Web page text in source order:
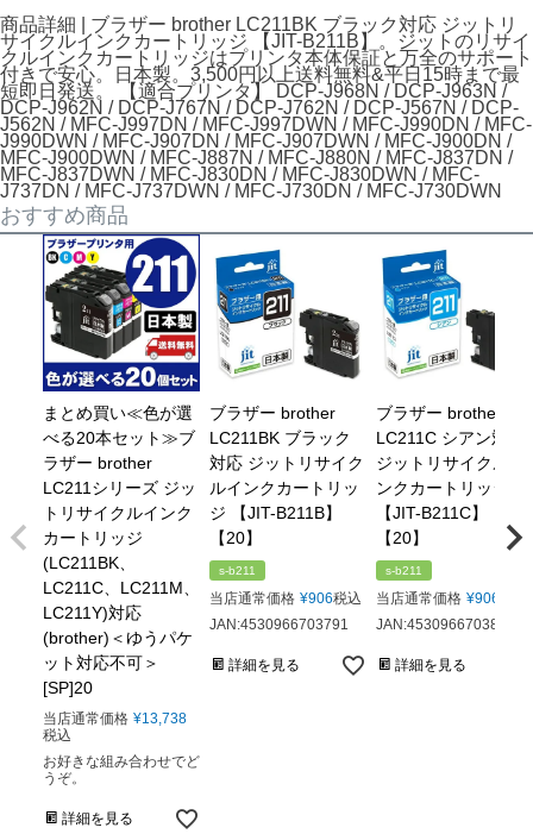
商品詳細 | ブラザー brother LC211BK ブラック対応 ジットリ
サイクルインクカートリッジ 【JIT-B211B】。ジットのリサイ
クルインクカートリッジはプリンタ本体保証と万全のサポート
付きで安心。日本製。3,500円以上送料無料&平日15時まで最
短即日発送。 【適合プリンタ】 DCP-J968N / DCP-J963N /
DCP-J962N / DCP-J767N / DCP-J762N / DCP-J567N / DCP-
J562N / MFC-J997DN / MFC-J997DWN / MFC-J990DN / MFC-
J990DWN / MFC-J907DN / MFC-J907DWN / MFC-J900DN /
MFC-J900DWN / MFC-J887N / MFC-J880N / MFC-J837DN /
MFC-J837DWN / MFC-J830DN / MFC-J830DWN / MFC-
J737DN / MFC-J737DWN / MFC-J730DN / MFC-J730DWN
おすすめ商品
まとめ買い≪色が選
べる20本セット≫ブ
ラザー brother
LC211シリーズ ジッ
トリサイクルインク
カートリッジ
(LC211BK、
LC211C、LC211M、
LC211Y)対応
(brother)＜ゆうパケ
ット対応不可＞
[SP]20
当店通常価格 ¥13,738
税込
お好きな組み合わせでど
うぞ。
詳細を見る
ブラザー brother
LC211BK ブラック
対応 ジットリサイク
ルインクカートリッ
ジ 【JIT-B211B】
【20】
s-b211
当店通常価格 ¥906税込
JAN:4530966703791
詳細を見る
ブラザー brother
LC211C シアン対応
ジットリサイクルイ
ンクカートリッジ
【JIT-B211C】
【20】
s-b211
当店通常価格 ¥906
JAN:4530966703807
詳細を見る